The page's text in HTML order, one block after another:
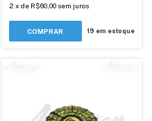
2 x de R$60,00 sem juros
19 em estoque